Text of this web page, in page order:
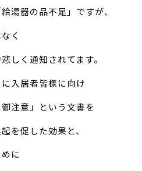
8533
についてはこ
合わせ
湯器の品不足」ですが、
く
しく通知されてます。
入居者皆様に向け
注意」という文書を
を促した効果と、
に